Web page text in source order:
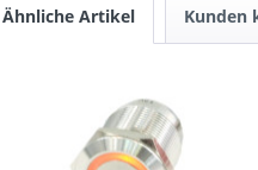
Ähnliche Artikel Kunden